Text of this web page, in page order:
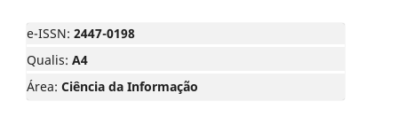
e-ISSN: 2447-0198
Qualis: A4
Área: Ciência da Informação